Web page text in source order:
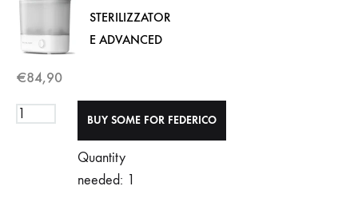
STERILIZZATOR
E ADVANCED
€84,90
Quantity
needed: 1